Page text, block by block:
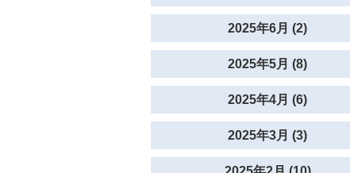
2025年6月 (2)
2025年5月 (8)
2025年4月 (6)
2025年3月 (3)